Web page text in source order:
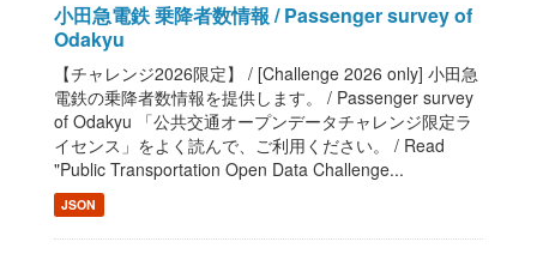
小田急電鉄 乗降者数情報 / Passenger survey of
Odakyu
【チャレンジ2026限定】 / [Challenge 2026 only] 小田急
電鉄の乗降者数情報を提供します。 / Passenger survey
of Odakyu 「公共交通オープンデータチャレンジ限定ラ
イセンス」をよく読んで、ご利用ください。 / Read
"Public Transportation Open Data Challenge...
JSON